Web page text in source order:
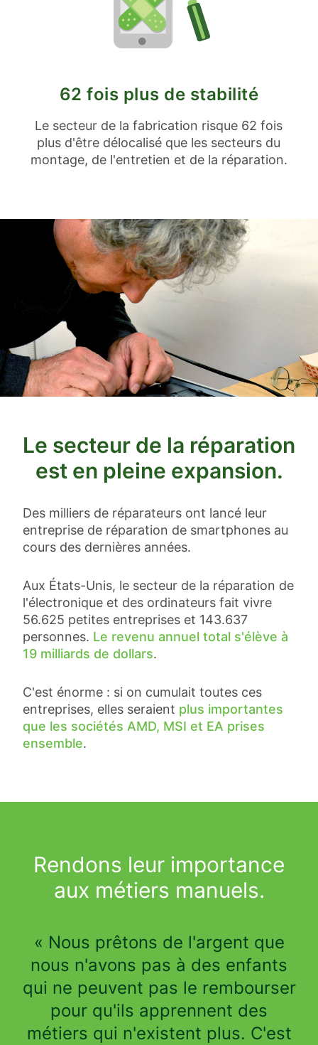
62 fois plus de stabilité
Le secteur de la fabrication risque 62 fois
plus d'être délocalisé que les secteurs du
montage, de l'entretien et de la réparation.
Le secteur de la réparation
est en pleine expansion.
Des milliers de réparateurs ont lancé leur
entreprise de réparation de smartphones au
cours des dernières années.
Aux États-Unis, le secteur de la réparation de
l'électronique et des ordinateurs fait vivre
56.625 petites entreprises et 143.637
personnes. Le revenu annuel total s'élève à
19 milliards de dollars.
C'est énorme : si on cumulait toutes ces
entreprises, elles seraient plus importantes
que les sociétés AMD, MSI et EA prises
ensemble.
Rendons leur importance
aux métiers manuels.
« Nous prêtons de l'argent que
nous n'avons pas à des enfants
qui ne peuvent pas le rembourser
pour qu'ils apprennent des
métiers qui n'existent plus. C'est